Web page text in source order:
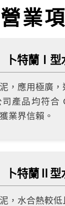
營業
卜特蘭Ⅰ型
，應用極廣
產品均符合
業界信賴。
卜特蘭Ⅱ型
，水合熱較